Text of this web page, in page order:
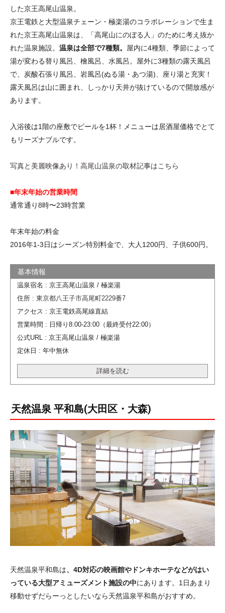
した京王高尾山温泉。
京王電鉄と大型温泉チェーン・極楽湯のコラボレーションで生ま
れた京王高尾山温泉は、「高尾山にのぼる人」のために考え抜か
れた温泉施設。 温泉は全部で7種類。 屋内に4種類、季節によって
湯が変わる替り風呂、檜風呂、水風呂。屋外に3種類の露天風呂
で、炭酸石張り風呂、岩風呂(ぬる湯・あつ湯)、座り湯と充実！
露天風呂は山に囲まれ、しっかり天井が抜けているので開放感が
あります。
入浴後は1階の座敷でビールを1杯！メニューは居酒屋価格でとて
もリーズナブルです。
写真と美麗映像あり！高尾山温泉の取材記事はこちら
■年末年始の営業時間
通常通り8時〜23時営業
年末年始の料金
2016年1-3日はシーズン特別料金で、大人1200円、子供600円。
温泉宿名 : 京王高尾山温泉 / 極楽湯
住所 : 東京都八王子市高尾町2229番7
アクセス : 京王電鉄高尾線直結
営業時間 : 日帰り8:00-23:00（最終受付22:00）
公式URL : 京王高尾山温泉 / 極楽湯
定休日 : 年中無休
詳細を読む
天然温泉 平和島(大田区・大森)
天然温泉平和島は、4D対応の映画館やドンキホーテなどがはい
っている大型アミューズメント施設の中にあります。1日あまり
移動せずだらーっとしたいなら天然温泉平和島がおすすめ。